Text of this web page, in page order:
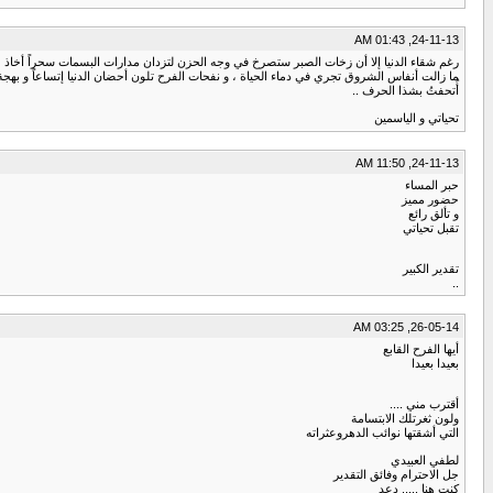
24-11-13, 01:43 AM
رغم شقاء الدنيا إلا أن زخات الصبر ستصرخ في وجه الحزن لتزدان مدارات البسمات سحراً أخاذ
ما زالت أنفاس الشروق تجري في دماء الحياة ، و نفحات الفرح تلون أحضان الدنيا إتساعاً و
أُتحفتُ بشذا الحرف ..
تحياتي و الياسمين
24-11-13, 11:50 AM
حبر المساء
حضور مميز
و تألق رائع
تقبل تحياتي
تقدير الكبير
26-05-14, 03:25 AM
أيها الفرح القابع
بعيدا بعيدا
أقترب مني ....
ولون ثغرتلك الابتسامة
التي أشقتها نوائب الدهروعثراته
لطفي العبيدي
جل الاحترام وفائق التقدير
كنت هنا ..... دعد